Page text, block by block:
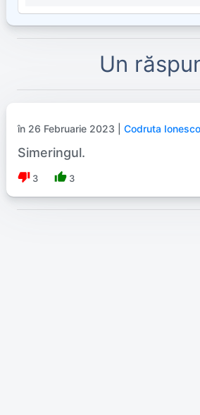
Un
în 26 Februarie 2023 | Codruta Ionesco
Simeringul.
thumb_down 3 thumb_up 3